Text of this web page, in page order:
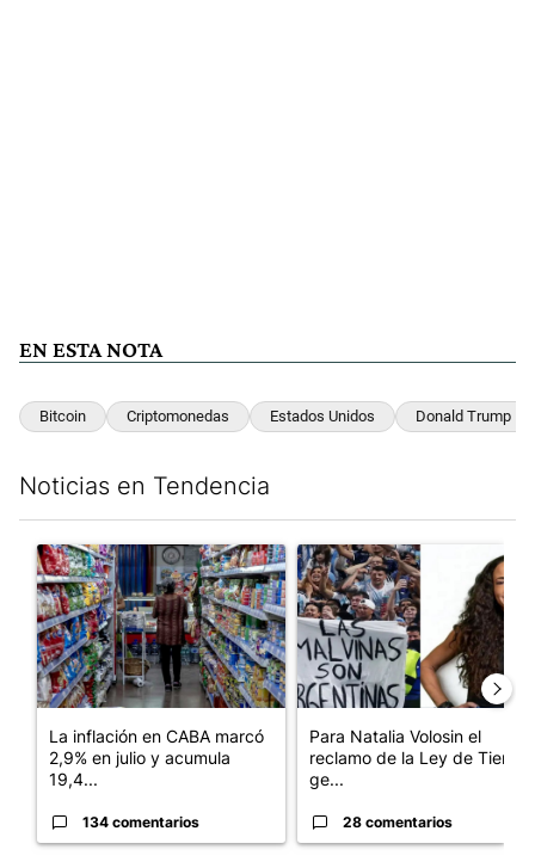
EN ESTA NOTA
Bitcoin Criptomonedas Estados Unidos Donald Trump
Noticias en Tendencia
Un artículo de tendencia con el título "La inflación en CABA
La inflación en CABA marcó
2,9% en julio y acumula
19,4...
134 comentarios
Un artículo de tendencia con
Para Natalia Volosin el
reclamo de la Ley de Tierras
ge...
28 comentarios